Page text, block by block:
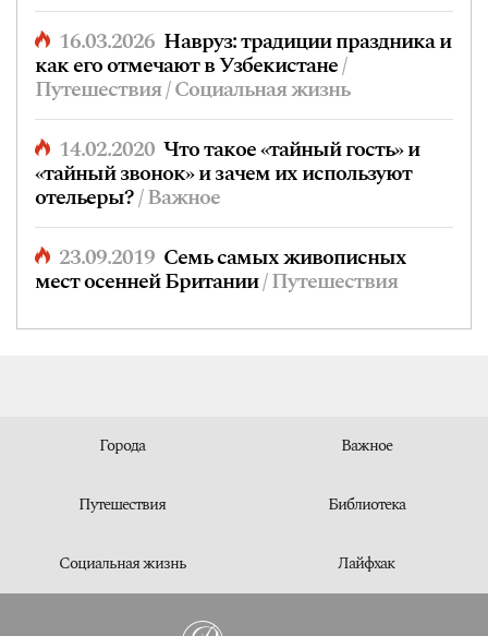
16.03.2026 Навруз: традиции праздника и
как его отмечают в Узбекистане/
Путешествия / Социальная жизнь
14.02.2020 Что такое «тайный гость» и
«тайный звонок» и зачем их используют
отельеры?/ Важное
23.09.2019 Семь самых живописных
мест осенней Британии/ Путешествия
Города Важное
Путешествия Библиотека
Социальная жизнь Лайфхак